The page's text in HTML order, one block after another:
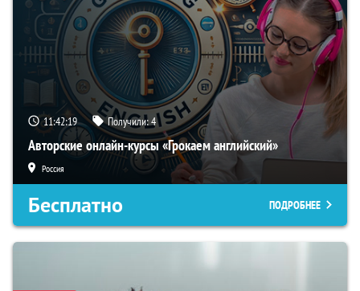
11:42:18 Получили:4
Авторские онлайн-курсы «Грокаем английский»
Россия
Бесплатно ПОДРОБНЕЕ